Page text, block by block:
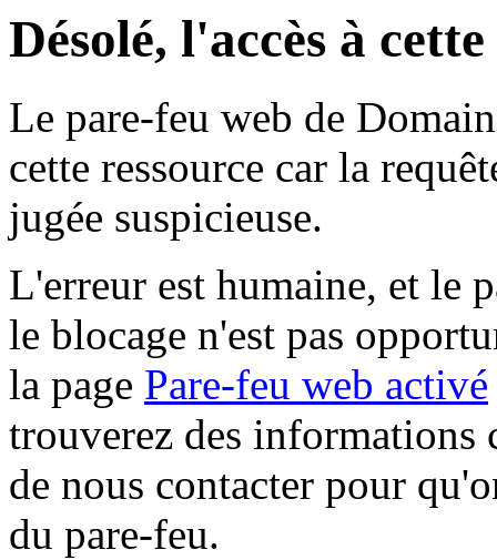
Désolé, l'accès à
Le pare-feu web de
cette ressource car la
jugée suspicieuse.
L'erreur est humaine, et le
le blocage n'est pas
la page Pare-feu web activé
trouverez des informations
de nous contacter pour
du pare-feu.